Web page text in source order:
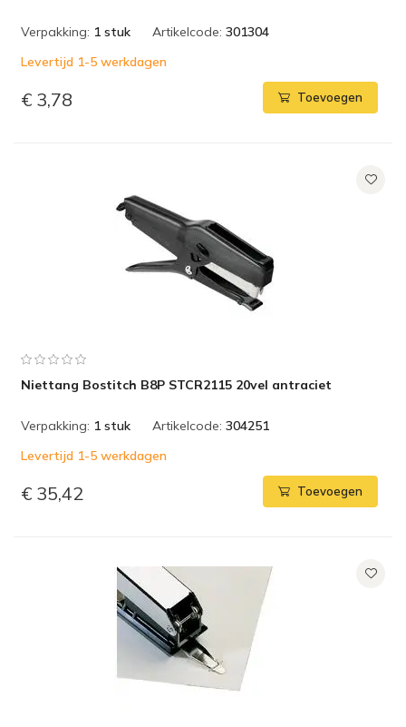
Verpakking: 1 stuk Artikelcode: 301304
Levertijd 1-5 werkdagen
€ 3,78 Toevoegen
Niettang Bostitch B8P STCR2115 20vel antraciet
Verpakking: 1 stuk Artikelcode: 304251
Levertijd 1-5 werkdagen
€ 35,42 Toevoegen